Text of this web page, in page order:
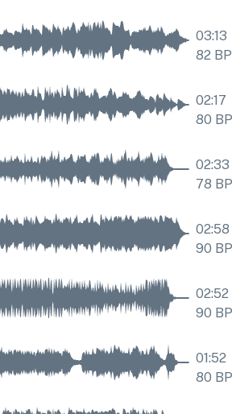
03:13
82
02:17
80
02:33
78
02:58
90
02:52
90
01:52
80